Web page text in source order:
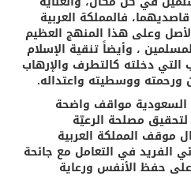
فالمملكة العربية
وعلى هذا المنهج العظيم
، وأيضاً تنقية الإسلام
دخلته كالتطرف والإرهاب
ووسطيته واعتداله.
السعودية مواقف واضحة
مصلحة الرعيّة
موقف المملكة العربية
الفريد في التعامل مع جائحة
حفظ الأنفس ورعاية